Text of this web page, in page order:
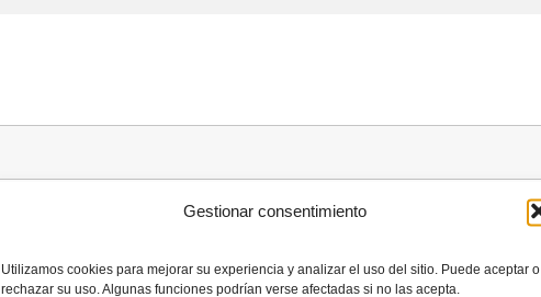
Gestionar consentimiento
Utilizamos cookies para mejorar su experiencia y analizar el uso del sitio. Puede aceptar o
rechazar su uso. Algunas funciones podrían verse afectadas si no las acepta.